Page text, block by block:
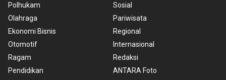
Polhukam
Olahraga
Ekonomi Bisnis
Otomotif
Ragam
Pendidikan
Sosial
Pariwisata
Regional
Internasional
Redaksi
ANTARA Foto